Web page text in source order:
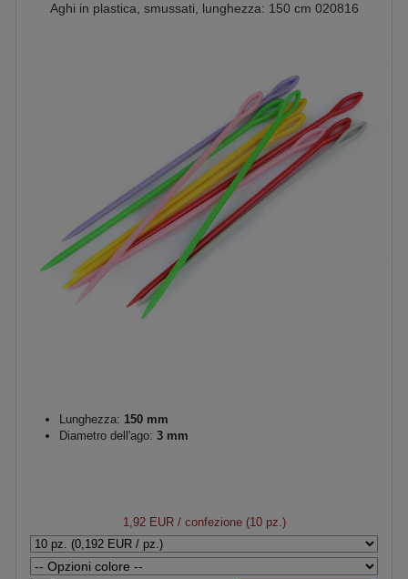
Aghi in plastica, smussati, lunghezza: 150 cm 020816
Lunghezza: 150 mm
Diametro dell'ago: 3 mm
1,92 EUR/ confezione (10 pz.)